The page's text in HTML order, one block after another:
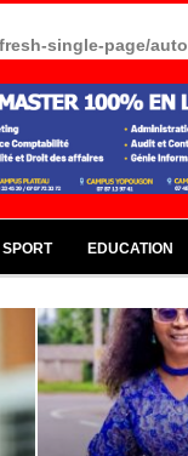
single-page/
SPORT EDUCATION